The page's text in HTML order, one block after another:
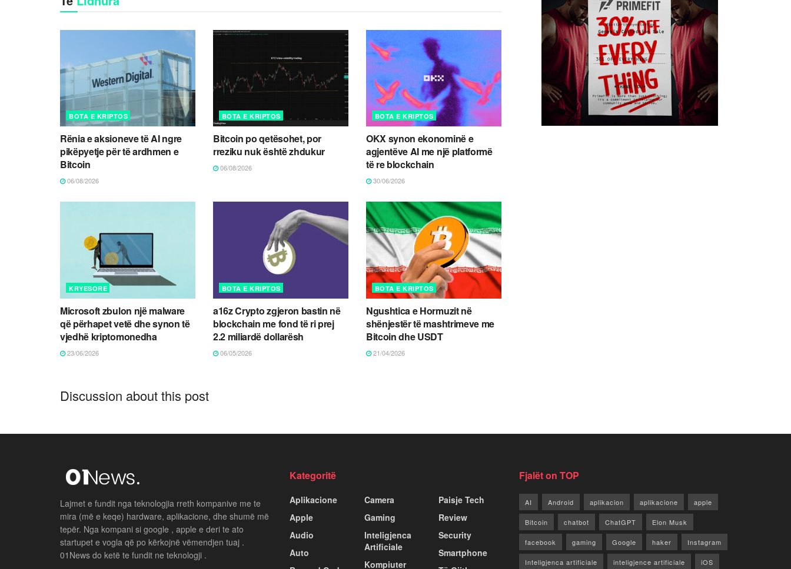
BOTA E KRIPTOS
Rënia e aksioneve të AI ngre
pikëpyetje për të ardhmen e
Bitcoin
06/08/2026
BOTA E KRIPTOS
Bitcoin po qetësohet, por
rreziku nuk është zhdukur
06/08/2026
BOTA E KRIPTOS
OKX synon ekonominë e
agjentëve AI me një platformë
të re blockchain
30/06/2026
KRYESORE
Microsoft zbulon një malware
që përhapet vetë dhe synon të
vjedhë kriptomonedha
23/06/2026
BOTA E KRIPTOS
a16z Crypto zgjeron bastin në
blockchain me fond të ri prej
2.2 miliardë dollarësh
06/05/2026
BOTA E KRIPTOS
Ngushtica e Hormuzit në
shënjestër të mashtrimeve me
Bitcoin dhe USDT
21/04/2026
Discussion about this post
Lajmet e fundit nga teknologjia rreth kompanive me te
mira (më e keqe) hardware, aplikacione, dhe shumë më
tepër. Nga kompani si google , apple e deri te ato
startupet e vogla që po kërkojnë vëmendjen tuaj .
01News do ketë te fundit ne teknologji .
Kategoritë
Aplikacione
Apple
Audio
Auto
Camera
Gaming
Inteligjenca
Artificiale
Kompiuter
Paisje Tech
Review
Security
Smartphone
Fjalët on TOP
AI Android aplikacion aplikacione apple
Bitcoin chatbot ChatGPT Elon Musk
facebook gaming Google haker Instagram
Inteligjenca artificiale inteligjence artificiale iOS